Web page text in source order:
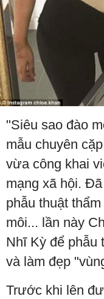
"Siêu sao đào
mẫu chuyên
vừa công khai
mạng xã hội.
phẫu thuật
môi... lần này
Nhĩ Kỳ để phẫu
và làm đẹp
Trước khi lên